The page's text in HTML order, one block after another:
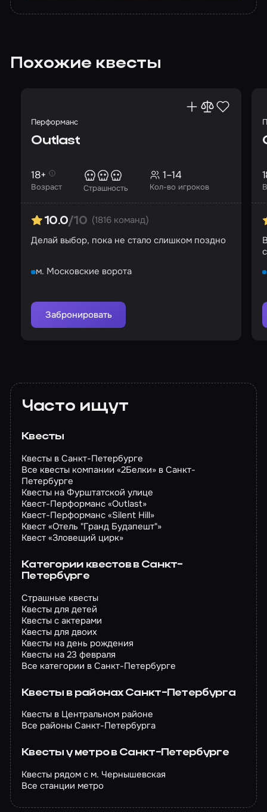
Похожие квесты
Перформанс
Outlast
Возраст
18+
Страшность Кол-во игроков
1–14
10.0/10 (1816 команд)
Делай выбор, пока не стало слишком поздно
м. Московские ворота
Забронировать
Часто ищут
Квесты
Квесты в Санкт-Петербурге
Все квесты компании «2Белки» в Санкт-
Петербурге
Квесты на Фурштатской улице
Квест-Перформанс «Outlast»
Квест-Перформанс «Silent Hill»
Квест «Отель "Гранд Будапешт"»
Квест «Зловещий цирк»
Категории квестов в Санкт-
Петербурге
Страшные квесты
Квесты для детей
Квесты с актерами
Квесты для двоих
Квесты на день рождения
Квесты на 23 февраля
Все категории в Санкт-Петербурге
Квесты в районах Санкт-Петербурга
Квесты в Центральном районе
Все районы Санкт-Петербурга
Квесты у метро в Санкт-Петербурге
Квесты рядом с м. Чернышевская
Все станции метро